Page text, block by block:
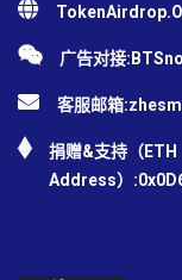
广告对接
客服邮箱:
捐赠&支持（ETH
Address）